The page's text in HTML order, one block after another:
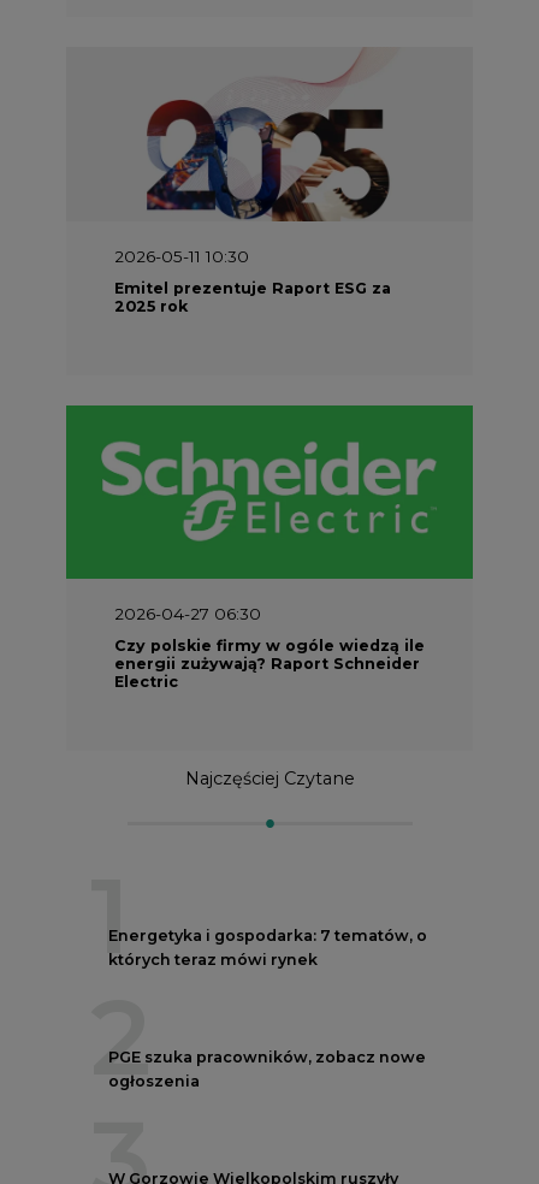
2026-05-11 10:30
Emitel prezentuje Raport ESG za
2025 rok
2026-04-27 06:30
Czy polskie firmy w ogóle wiedzą ile
energii zużywają? Raport Schneider
Electric
Najczęściej Czytane
1
Energetyka i gospodarka: 7 tematów, o
których teraz mówi rynek
2
PGE szuka pracowników, zobacz nowe
ogłoszenia
3
W Gorzowie Wielkopolskim ruszyły